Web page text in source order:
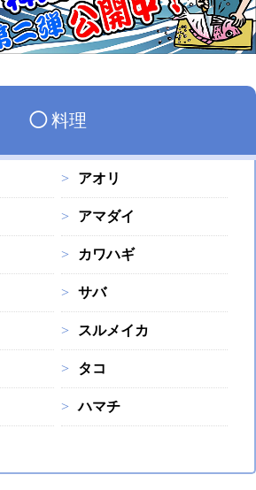
◯料理
アオリ
アマダイ
カワハギ
サバ
スルメイカ
タコ
ハマチ